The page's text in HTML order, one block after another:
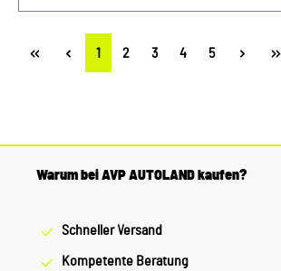
Ferdinand-Porsche-Straße 1 94447 Plattling
DE812582425
Seite
1 Seite
2 Seite
3 Seite
4 Seite
5
Warum bei AVP AUTOLAND kaufen?
Schneller Versand
Kompetente Beratung